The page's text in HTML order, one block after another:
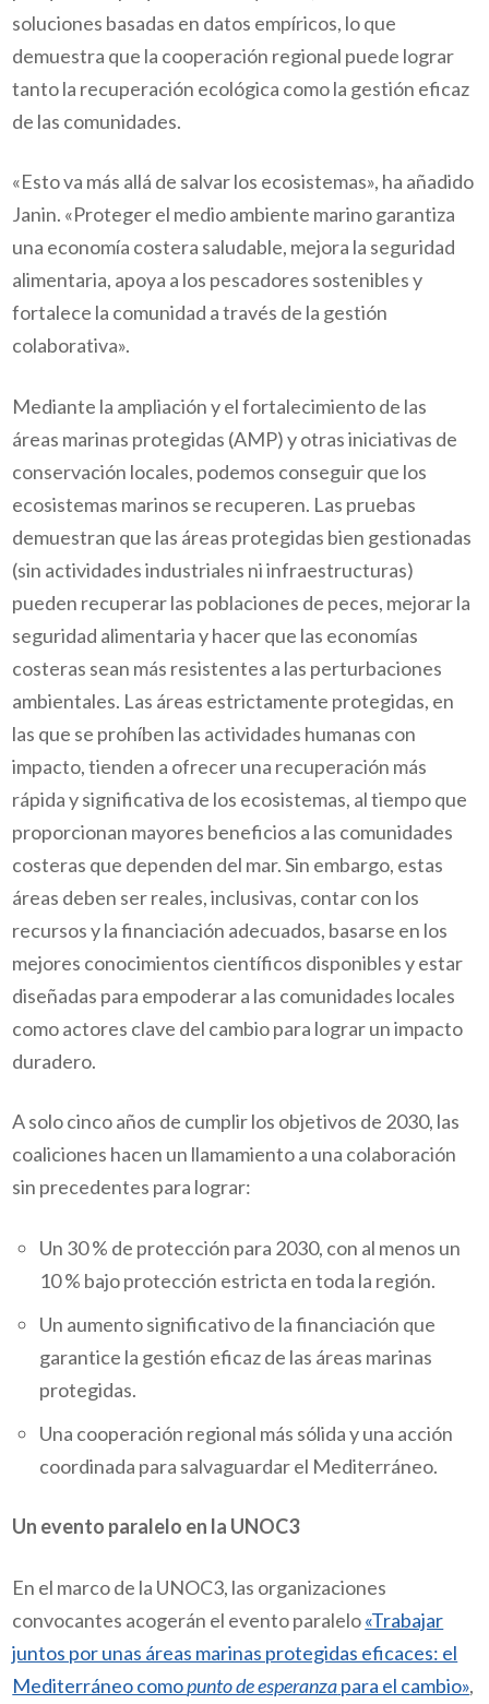
soluciones basadas en datos empíricos, lo que
demuestra que la cooperación regional puede lograr
tanto la recuperación ecológica como la gestión eficaz
de las comunidades.
«Esto va más allá de salvar los ecosistemas», ha añadido
Janin. «Proteger el medio ambiente marino garantiza
una economía costera saludable, mejora la seguridad
alimentaria, apoya a los pescadores sostenibles y
fortalece la comunidad a través de la gestión
colaborativa».
Mediante la ampliación y el fortalecimiento de las
áreas marinas protegidas (AMP) y otras iniciativas de
conservación locales, podemos conseguir que los
ecosistemas marinos se recuperen. Las pruebas
demuestran que las áreas protegidas bien gestionadas
(sin actividades industriales ni infraestructuras)
pueden recuperar las poblaciones de peces, mejorar la
seguridad alimentaria y hacer que las economías
costeras sean más resistentes a las perturbaciones
ambientales. Las áreas estrictamente protegidas, en
las que se prohíben las actividades humanas con
impacto, tienden a ofrecer una recuperación más
rápida y significativa de los ecosistemas, al tiempo que
proporcionan mayores beneficios a las comunidades
costeras que dependen del mar. Sin embargo, estas
áreas deben ser reales, inclusivas, contar con los
recursos y la financiación adecuados, basarse en los
mejores conocimientos científicos disponibles y estar
diseñadas para empoderar a las comunidades locales
como actores clave del cambio para lograr un impacto
duradero.
A solo cinco años de cumplir los objetivos de 2030, las
coaliciones hacen un llamamiento a una colaboración
sin precedentes para lograr:
Un 30 % de protección para 2030, con al menos un
10 % bajo protección estricta en toda la región.
Un aumento significativo de la financiación que
garantice la gestión eficaz de las áreas marinas
protegidas.
Una cooperación regional más sólida y una acción
coordinada para salvaguardar el Mediterráneo.
Un evento paralelo en la UNOC3
En el marco de la UNOC3, las organizaciones
convocantes acogerán el evento paralelo«Trabajar
juntos por unas áreas marinas protegidas eficaces: el
Mediterráneo comopunto de esperanzapara el cambio»,